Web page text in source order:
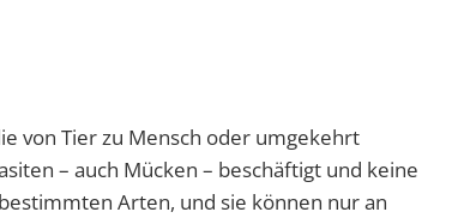
von Tier zu Mensch oder umgekehrt
– auch Mücken – beschäftigt und keine
Arten, und sie können nur an